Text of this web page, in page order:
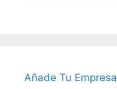
Añade Tu Empresa